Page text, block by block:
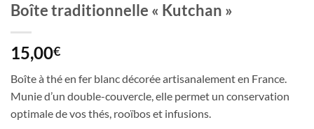
Boîte traditionnelle « Kutchan »
15,00€
Boîte à thé en fer blanc décorée artisanalement en France.
Munie d’un double-couvercle, elle permet un conservation
optimale de vos thés, rooïbos et infusions.